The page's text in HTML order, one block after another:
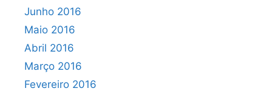
Junho 2016
Maio 2016
Abril 2016
Março 2016
Fevereiro 2016